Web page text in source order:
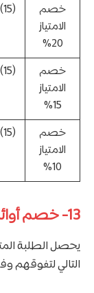
خصم
الامتياز
20%
(15) ساعة معتمدة أو أكثر
خصم
الامتياز
15%
(15) ساعة معتمدة أو أكثر
خصم
الامتياز
10%
(15) ساعة معتمدة أو أكثر
13- خصم أوائل الكليات:
يحصل الطلبة
التالي لتفوقهم